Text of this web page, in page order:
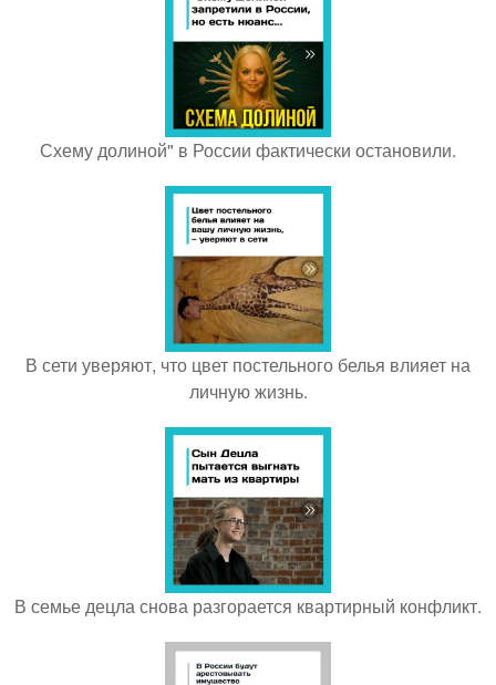
Схему долиной" в России фактически остановили.
В сети уверяют, что цвет постельного белья влияет на
личную жизнь.
В семье децла снова разгорается квартирный конфликт.